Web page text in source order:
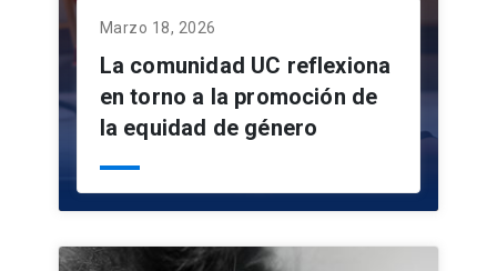
Marzo 18, 2026
La comunidad UC reflexiona
en torno a la promoción de
la equidad de género